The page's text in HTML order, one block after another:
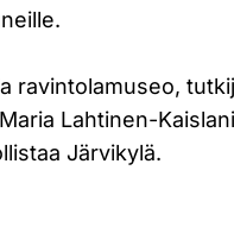
ravintolamuseo,
Lahtinen-
Järvikylä.